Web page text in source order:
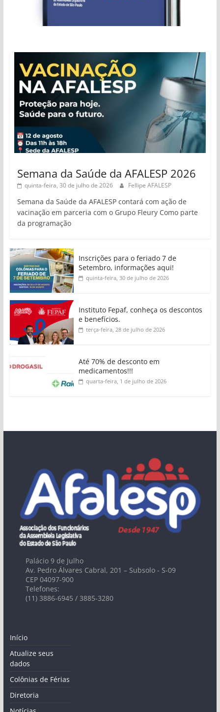
Semana da Saúde da AFALESP 2026
quinta-feira, 30 de julho de 2026 Fellipe AFALESP
Semana da Saúde da AFALESP contará com ação de
vacinação em parceria com o Grupo Fleury Como parte
da programação
Inscrições para o feriado 7 de
Setembro, informações aqui!
quinta-feira, 30 de julho de 2026
Instituto Fepaf, conheça os descontos
e benefícios.
terça-feira, 28 de julho de 2026
Até 70% de desconto em
medicamentos!!!
quarta-feira, 1 de julho de 2026
Palácio 9 de Julho
Av. Pedro Álvares Cabral, 201 – Subsolo - S-09
CEP 04097-900
Telefones:
(11) 3886-6945 / 3885-3280
Início
Atualize seus
dados
Colônias de Férias
Diretoria